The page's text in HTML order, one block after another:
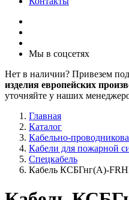
Мы в соцсетях
Нет в наличии? Привезем под
изделия европейских
уточняйте у наших
Главная
Каталог
Кабельно-
Кабели для пожарной
Спецкабель
Кабель КСБГнг(А)-